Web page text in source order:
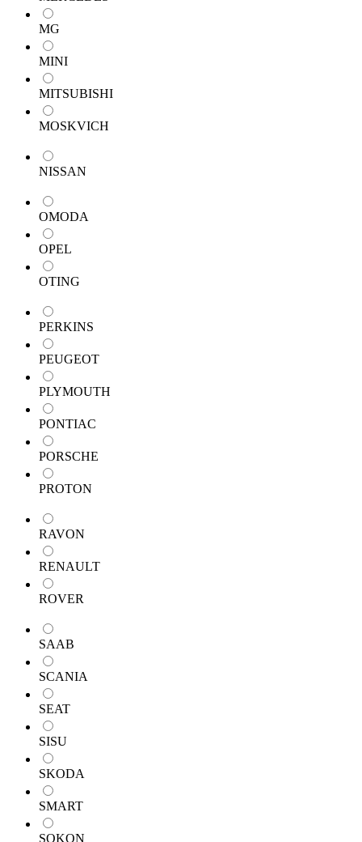
MG
MINI
MITSUBISHI
MOSKVICH
NISSAN
OMODA
OPEL
OTING
PERKINS
PEUGEOT
PLYMOUTH
PONTIAC
PORSCHE
PROTON
RAVON
RENAULT
ROVER
SAAB
SCANIA
SEAT
SISU
SKODA
SMART
SOKON